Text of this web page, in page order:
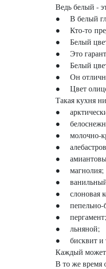
Ведь белый -
● В белый
● Кто-то
● Белый цвет
● Это
● Белый цвет
● Он отлично
● Цвет
Такая кухня
●
●
● молочно-
●
●
● магнолия;
●
● слоновая
● пепельно-
● пергамент;
● льняной;
● бисквит и
Каждый может
В то же время